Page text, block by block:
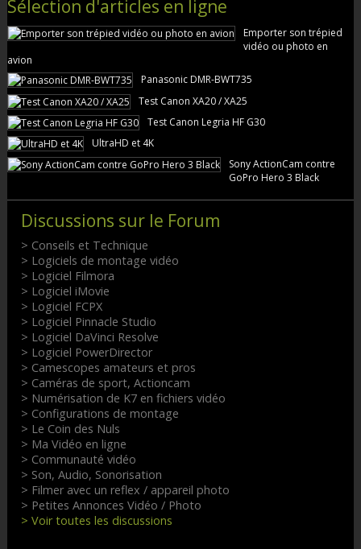
Sélection d'articles en ligne
Emporter son trépied
vidéo ou photo en
avion
Panasonic DMR-BWT735
Test Canon XA20 / XA25
Test Canon Legria HF G30
UltraHD et 4K
Sony ActionCam contre
GoPro Hero 3 Black
Discussions sur le Forum
> Conseils et Technique
> Logiciels de montage vidéo
> Logiciel Filmora
> Logiciel iMovie
> Logiciel FCPX
> Logiciel Pinnacle Studio
> Logiciel DaVinci Resolve
> Logiciel PowerDirector
> Camescopes amateurs et pros
> Caméras de sport, Actioncam
> Numérisation de K7 en fichiers vidéo
> Configurations de montage
> Le Coin des Nuls
> Ma Vidéo en ligne
> Communauté vidéo
> Son, Audio, Sonorisation
> Filmer avec un reflex / appareil photo
> Petites Annonces Vidéo / Photo
> Voir toutes les discussions